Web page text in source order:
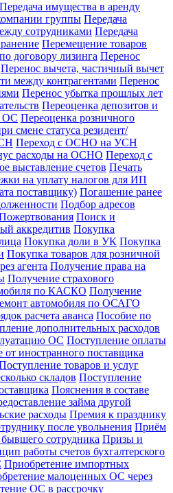
Передача имущества в аренду
группы Передача
сотрудниками Передача
Перемещение товаров
договору лизинга Перенос
Перенос вычета, частичный вычет
между контрагентами Перенос
Перенос убытка прошлых лет
Переоценка депозитов и
ОС Переоценка розничного
смене статуса резидент/
Переход с ОСНО на УСН
расходы на ОСНО Переход с
выставление счетов Печать
на уплату налогов для ИП
поставщику) Погашение ранее
Подбор адресов
Поиск и
аккредитив Покупка
Покупка доли в УК Покупка
Покупка товаров для розничной
агента Получение права на
Получение страхового
по КАСКО Получение
автомобиля по ОСАГО
расчета аванса Пособие по
дополнительных расходов
ОС Поступление оплаты
от иностранного поставщика
товаров и услуг
складов Поступление
Пояснения в составе
займа другой
расходы Премия к празднику
после увольнения Приём
сотрудника Призы и
работы счетов бухгалтерского
Приобретение импортных
малоценных ОС через
ОС в рассрочку